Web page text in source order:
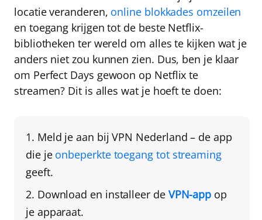
locatie veranderen, online blokkades omzeilen
en toegang krijgen tot de beste Netflix-
bibliotheken ter wereld om alles te kijken wat je
anders niet zou kunnen zien. Dus, ben je klaar
om Perfect Days gewoon op Netflix te
streamen? Dit is alles wat je hoeft te doen:
Meld je aan bij VPN Nederland – de app
die je onbeperkte toegang tot streaming
geeft.
Download en installeer de VPN-app op
je apparaat.